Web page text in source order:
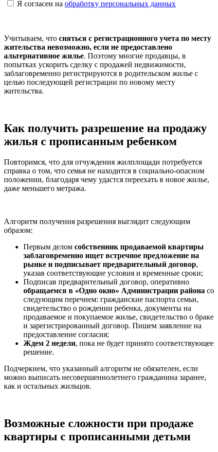
Я согласен на обработку персональных данных
Учитываем, что сняться с регистрационного учета по месту
жительства невозможно, если не предоставлено
альтернативное жилье. Поэтому многие продавцы, в
попытках ускорить сделку с продажей недвижимости,
заблаговременно регистрируются в родительском жилье с
целью последующей регистрации по новому месту
жительства.
Как получить разрешение на продажу
жилья с прописанным ребенком
Повторимся, что для отчуждения жилплощади потребуется
справка о том, что семья не находится в социально-опасном
положении, благодаря чему удастся переехать в новое жилье,
даже меньшего метража.
Алгоритм получения разрешения выглядит следующим
образом:
Первым делом собственник продаваемой квартиры
заблаговременно ищет встречное предложение на
рынке и подписывает предварительный договор,
указав соответствующие условия и временные сроки;
Подписав предварительный договор, оперативно
обращаемся в «Одно окно» Администрации района со
следующим перечнем: гражданские паспорта семьи,
свидетельство о рождении ребенка, документы на
продаваемое и покупаемое жилье, свидетельство о браке
и зарегистрированный договор. Пишем заявление на
предоставление согласия;
Ждем 2 недели, пока не будет принято соответствующее
решение.
Подчеркнем, что указанный алгоритм не обязателен, если
можно выписать несовершеннолетнего гражданина заранее,
как и остальных жильцов.
Возможные сложности при продаже
квартиры с прописанными детьми